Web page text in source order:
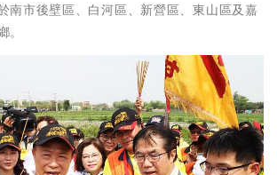
南市後壁區、白河區、新營區、東山區及嘉